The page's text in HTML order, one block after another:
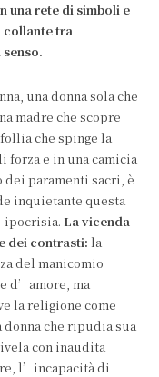
una rete di simboli e
collante tra
una donna sola che
madre che scopre
che spinge la
forza e in una camicia
paramenti sacri, è
inquietante questa
La vicenda
dei contrasti: la
del manicomio
d’amore, ma
la religione come
che ripudia sua
con inaudita
l’incapacità di